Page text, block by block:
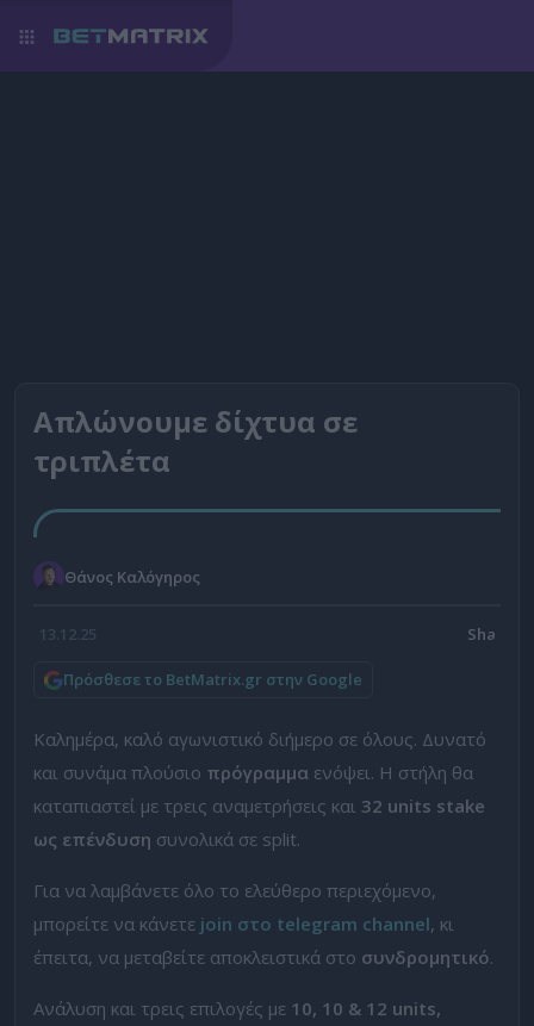
Απλώνουμε δίχτυα σε
τριπλέτα
Θάνος Καλόγηρος
13.12.25
Πρόσθεσε το BetMatrix.gr στην Google
Καλημέρα, καλό αγωνιστικό διήμερο σε όλους. Δυνατό
και συνάμα πλούσιο πρόγραμμα ενόψει. Η στήλη θα
καταπιαστεί με τρεις αναμετρήσεις και 32 units stake
ως επένδυση συνολικά σε split.
Για να λαμβάνετε όλο το ελεύθερο περιεχόμενο,
μπορείτε να κάνετε join στο telegram channel, κι
έπειτα, να μεταβείτε αποκλειστικά στο συνδρομητικό.
Ανάλυση και τρεις επιλογές με 10, 10 & 12 units,